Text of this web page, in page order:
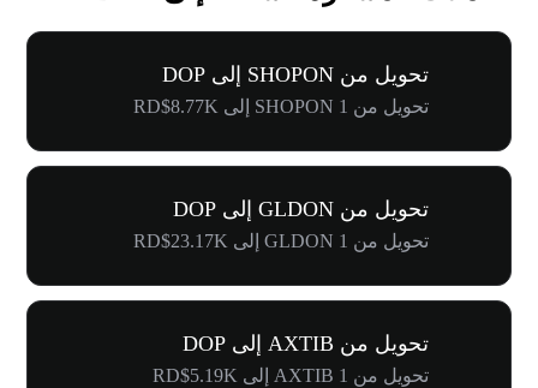
تحويل من SHOPON إلى DOP
تحويل من 1 SHOPON إلى RD$8.77K
تحويل من GLDON إلى DOP
تحويل من 1 GLDON إلى RD$23.17K
تحويل من AXTIB إلى DOP
تحويل من 1 AXTIB إلى RD$5.19K